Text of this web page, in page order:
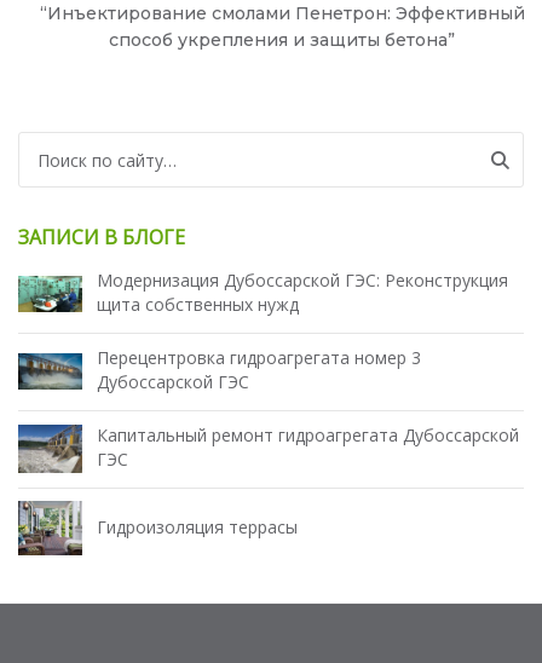
“Инъектирование смолами Пенетрон: Эффективный
способ укрепления и защиты бетона”
ЗАПИСИ В БЛОГЕ
Модернизация Дубоссарской ГЭС: Реконструкция
щита собственных нужд
Перецентровка гидроагрегата номер 3
Дубоссарской ГЭС
Капитальный ремонт гидроагрегата Дубоссарской
ГЭС
Гидроизоляция террасы